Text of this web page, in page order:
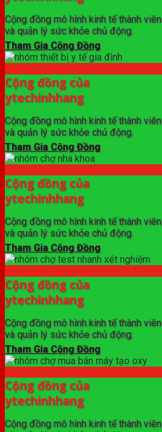
Cộng đồng mô hình kinh tế thành viên
và quản lý sức khỏe chủ động.
Tham Gia Cộng Đồng
Cộng đồng của
ytechinhhang
Cộng đồng mô hình kinh tế thành viên
và quản lý sức khỏe chủ động.
Tham Gia Cộng Đồng
Cộng đồng của
ytechinhhang
Cộng đồng mô hình kinh tế thành viên
và quản lý sức khỏe chủ động.
Tham Gia Cộng Đồng
Cộng đồng của
ytechinhhang
Cộng đồng mô hình kinh tế thành viên
và quản lý sức khỏe chủ động.
Tham Gia Cộng Đồng
Cộng đồng của
ytechinhhang
Cộng đồng mô hình kinh tế thành viên